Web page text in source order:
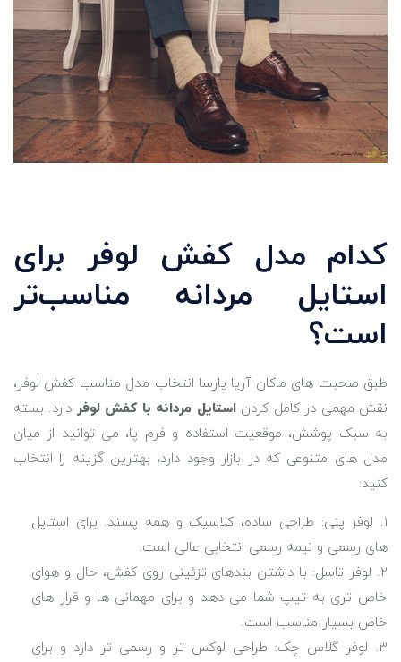
کدام مدل کفش لوفر برای
استایل مردانه مناسب‌تر
است؟
طبق صحبت های ماکان آریا پارسا انتخاب مدل مناسب کفش لوفر،
نقش مهمی در کامل کردناستایل مردانه با کفش لوفر دارد. بسته
به سبک پوشش، موقعیت استفاده و فرم پا، می‌ توانید از میان
مدل‌ های متنوعی که در بازار وجود دارد، بهترین گزینه را انتخاب
کنید:
لوفر پنی: طراحی ساده، کلاسیک و همه ‌پسند. برای استایل
‌های رسمی و نیمه ‌رسمی انتخابی عالی است.
لوفر تاسل: با داشتن بندهای تزئینی روی کفش، حال ‌و هوای
خاص‌ تری به تیپ شما می ‌دهد و برای مهمانی ‌ها و قرار های
خاص بسیار مناسب است.
لوفر گلاس‌ چک: طراحی لوکس ‌تر و رسمی‌ تر دارد و برای